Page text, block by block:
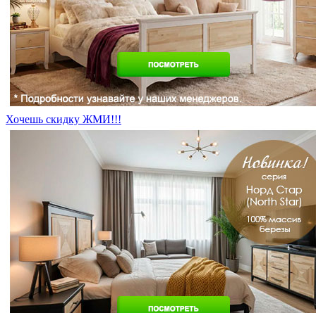
Хочешь скидку ЖМИ!!!